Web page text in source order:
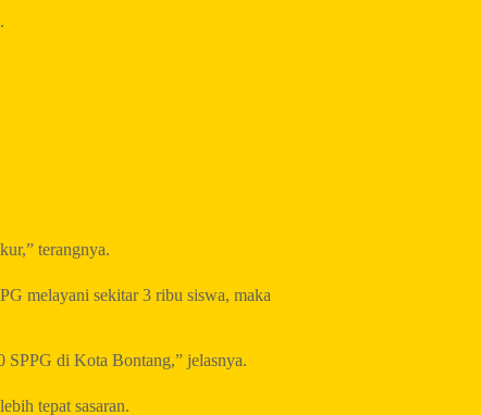
terangnya.
melayani sekitar 3 ribu siswa, maka
SPPG di Kota Bontang,” jelasnya.
tepat sasaran.